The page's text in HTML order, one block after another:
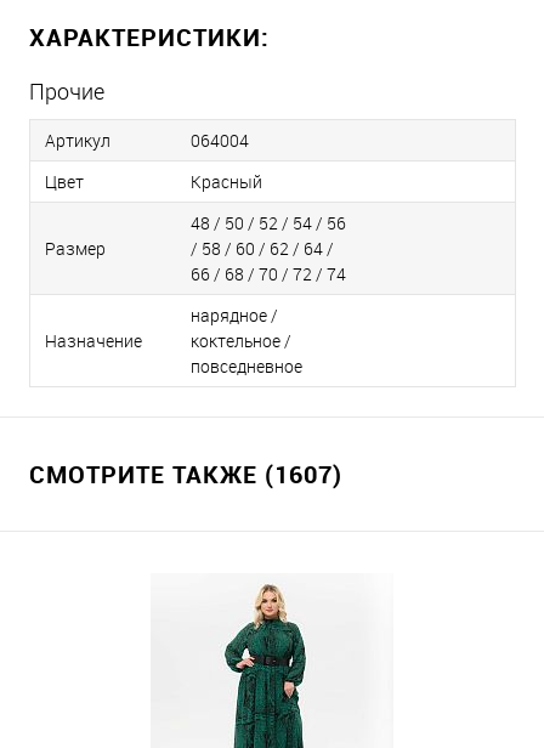
ХАРАКТЕРИСТИКИ:
Прочие
Артикул
064004
Цвет
Красный
Размер
48 / 50 / 52 / 54 / 56
/ 58 / 60 / 62 / 64 /
66 / 68 / 70 / 72 / 74
Назначение
нарядное /
коктельное /
повседневное
СМОТРИТЕ ТАКЖЕ (1607)